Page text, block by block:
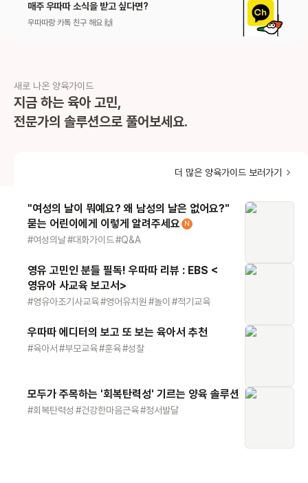
매주 우따따 소식을 받고 싶다면?
우따따랑 카톡 친구 해요 🙌
새로 나온 양육가이드
지금 하는 육아 고민,
전문가의 솔루션으로 풀어보세요.
더 많은 양육가이드 보러가기
"여성의 날이 뭐예요? 왜 남성의 날은 없어요?"
묻는 어린이에게 이렇게 알려주세요
N
#여성의날#대화가이드#Q&A
영유 고민인 분들 필독! 우따따 리뷰 : EBS <
영유아 사교육 보고서>
#영유아조기사교육#영어유치원 #놀이 #적기교육
우따따 에디터의 보고 또 보는 육아서 추천
#육아서 #부모교육#훈육#성찰
모두가 주목하는 '회복탄력성' 기르는 양육 솔루션
#회복탄력성 #건강한마음근육#정서발달